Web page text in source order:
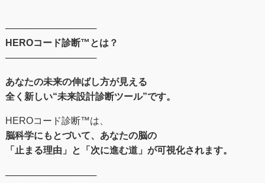
──────────────
HEROコード診断™とは？
──────────────
あなたの未来の伸ばし⽅が⾒える
全く新しい“未来設計診断ツール”です。
HEROコード診断™︎は、
脳科学にもとづいて、あなたの脳の
「止まる理由」と「次に進む道」が可視化されます。
──────────────